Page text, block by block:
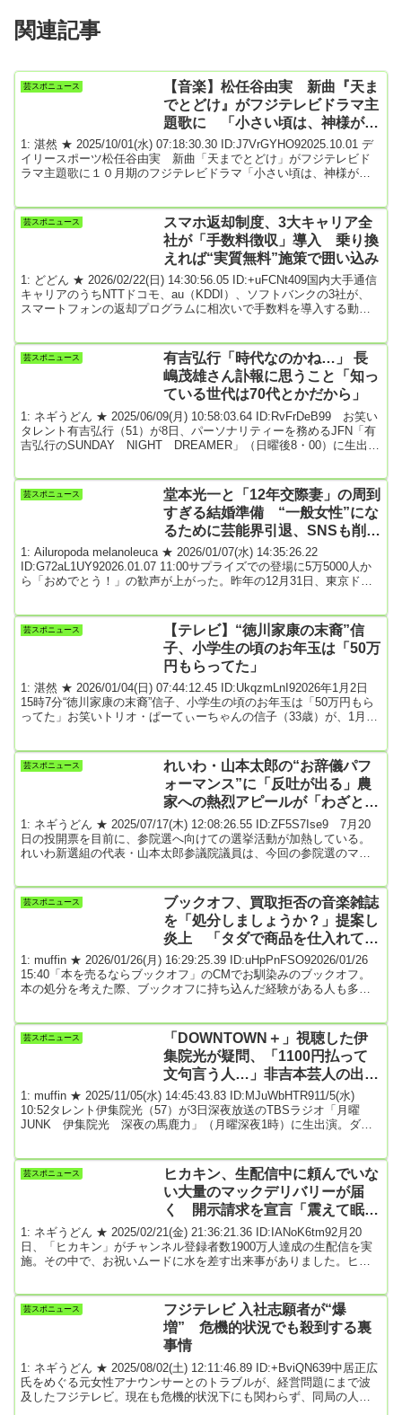
関連記事
芸スポニュース
【音楽】松任谷由実 新曲『天ま
でとどけ』がフジテレビドラマ主
題歌に 「小さい頃は、神様がい
て」
1: 湛然 ★ 2025/10/01(水) 07:18:30.30 ID:J7VrGYHO92025.10.01 デ
イリースポーツ松任谷由実 新曲「天までとどけ」がフジテレビド
ラマ主題歌に１０月期のフジテレビドラマ「小さい頃は、神様がい
さい頃は、神様がいて」（木曜、後１０・００）で主題歌を担当す
ることが分かった。１１月１８日に発売される４０枚目オリジナル
アルバム「Ｗｏｒｍｈｏｌ...
芸スポニュース
スマホ返却制度、3大キャリア全
社が「手数料徴収」導入 乗り換
えれば“実質無料”施策で囲い込み
1: どどん ★ 2026/02/22(日) 14:30:56.05 ID:+uFCNt409国内大手通信
キャリアのうちNTTドコモ、au（KDDI）、ソフトバンクの3社が、
スマートフォンの返却プログラムに相次いで手数料を導入する動き
ホトクするプログラム＋」を導入することを明らかにした。旧プロ
グラムでは返却だけで残価が免除されており、破損などがない場合
芸スポニュース
有吉弘行「時代なのかね…」 長
嶋茂雄さん訃報に思うこと「知っ
ている世代は70代とかだから」
1: ネギうどん ★ 2025/06/09(月) 10:58:03.64 ID:RvFrDeB99 お笑い
タレント有吉弘行（51）が8日、パーソナリティーを務めるJFN「有
吉弘行のSUNDAY NIGHT DREAMER」（日曜後8・00）に生出演
がこの日、都内斎場でしめやかに営まれ、親族や葬儀委員長の巨
人・山口寿一オーナー（68）やソフトバンク・王貞治球団会長
芸スポニュース
堂本光一と「12年交際妻」の周到
すぎる結婚準備 “一般女性”にな
るために芸能界引退、SNSも削
除 知人と経営していたカフェも
閉店
1: Ailuropoda melanoleuca ★ 2026/01/07(水) 14:35:26.22
ID:G72aL1UY92026.01.07 11:00サプライズでの登場に5万5000人か
ら「おめでとう！」の歓声が上がった。昨年の12月31日、東京ドー
一が作・構成・演出・主演を務めたミュージカル『Endless
SHOCK』に出演経験のあるtime...
芸スポニュース
【テレビ】“徳川家康の末裔”信
子、小学生の頃のお年玉は「50万
円もらってた」
1: 湛然 ★ 2026/01/04(日) 07:44:12.45 ID:UkqzmLnI92026年1月2日
15時7分“徳川家康の末裔”信子、小学生の頃のお年玉は「50万円もら
ってた」お笑いトリオ・ぱーてぃーちゃんの信子（33歳）が、1月1
の日、ゲストたちに「（子どもの頃）お年玉とかもらいました？」
と聞いていく中で、バナナマン・設楽統が「みんな信子の家系の
芸スポニュース
れいわ・山本太郎の“お辞儀パフ
ォーマンス”に「反吐が出る」農
家への熱烈アピールが「わざとら
しい」
1: ネギうどん ★ 2025/07/17(木) 12:08:26.55 ID:ZF5S7Ise9 7月20
日の投開票を目前に、参院選へ向けての選挙活動が加熱している。
れいわ新選組の代表・山本太郎参議院議員は、今回の参院選のマニ
でも散々パフォーマンス的な活動をおこなってきた山本議員。7月15
日にはれいわ新選組の公式インスタグラムに街頭演説の様子をアッ
プしたのですが、現政党の政策...
芸スポニュース
ブックオフ、買取拒否の音楽雑誌
を「処分しましょうか？」提案し
炎上 「タダで商品を仕入れて
る」説の真相を運営会社に聞いた
1: muffin ★ 2026/01/26(月) 16:29:25.39 ID:uHpPnFSO92026/01/26
15:40「本を売るならブックオフ」のCMでお馴染みのブックオフ。
本の処分を考えた際、ブックオフに持ち込んだ経験がある人も多い
稿したポスト。ブックオフに音楽雑誌『レコードコレクターズ』を
持ち込んだところ、「最新号ではないから」という理由で買取拒否
芸スポニュース
「DOWNTOWN＋」視聴した伊
集院光が疑問、「1100円払って
文句言う人…」非吉本芸人の出演
巡る声に「嫌ならやめれば」
1: muffin ★ 2025/11/05(水) 14:45:43.83 ID:MJuWbHTR911/5(水)
10:52タレント伊集院光（57）が3日深夜放送のTBSラジオ「月曜
JUNK 伊集院光 深夜の馬鹿力」（月曜深夜1時）に生出演。ダウ
を視聴したと明かした。「俺はダウンタウン大好き世代。いっぱい
お世話になってるし。1000円は稼いでるから」と切り出した。
芸スポニュース
ヒカキン、生配信中に頼んでいな
い大量のマックデリバリーが届
く 開示請求を宣言「震えて眠れ
や」「事務所総出」
1: ネギうどん ★ 2025/02/21(金) 21:36:21.36 ID:IANoK6tm92月20
日、「ヒカキン」がチャンネル登録者数1900万人達成の生配信を実
施。その中で、お祝いムードに水を差す出来事がありました。ヒカ
1800万人達成からは9カ月ぶりの配信です。ヒカキンは配信開始から
30分ほどで1900万人を達成すると、恒例のコーラで乾杯。「かかっ
芸スポニュース
フジテレビ 入社志願者が“爆
増” 危機的状況でも殺到する裏
事情
1: ネギうどん ★ 2025/08/02(土) 12:11:46.89 ID:+BviQN639中居正広
氏をめぐる元女性アナウンサーとのトラブルが、経営問題にまで波
及したフジテレビ。現在も危機的状況下にも関わらず、同局の人事